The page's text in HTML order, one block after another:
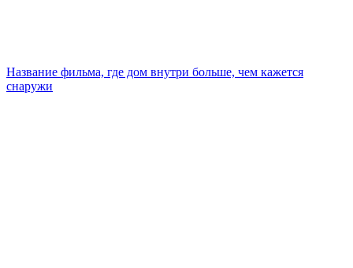
Название фильма, где дом внутри больше, чем кажется
снаружи